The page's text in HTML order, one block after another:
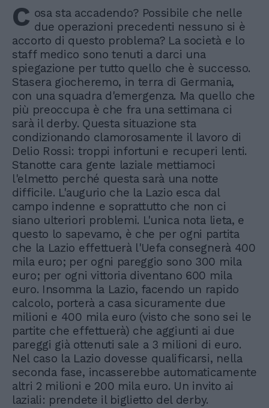
C osa sta accadendo? Possibile che nelle
due operazioni precedenti nessuno si è
accorto di questo problema? La società e lo
staff medico sono tenuti a darci una
spiegazione per tutto quello che è successo.
Stasera giocheremo, in terra di Germania,
con una squadra d'emergenza. Ma quello che
più preoccupa è che fra una settimana ci
sarà il derby. Questa situazione sta
condizionando clamorosamente il lavoro di
Delio Rossi: troppi infortuni e recuperi lenti.
Stanotte cara gente laziale mettiamoci
l'elmetto perché questa sarà una notte
difficile. L'augurio che la Lazio esca dal
campo indenne e soprattutto che non ci
siano ulteriori problemi. L'unica nota lieta, e
questo lo sapevamo, è che per ogni partita
che la Lazio effettuerà l'Uefa consegnerà 400
mila euro; per ogni pareggio sono 300 mila
euro; per ogni vittoria diventano 600 mila
euro. Insomma la Lazio, facendo un rapido
calcolo, porterà a casa sicuramente due
milioni e 400 mila euro (visto che sono sei le
partite che effettuerà) che aggiunti ai due
pareggi già ottenuti sale a 3 milioni di euro.
Nel caso la Lazio dovesse qualificarsi, nella
seconda fase, incasserebbe automaticamente
altri 2 milioni e 200 mila euro. Un invito ai
laziali: prendete il biglietto del derby.